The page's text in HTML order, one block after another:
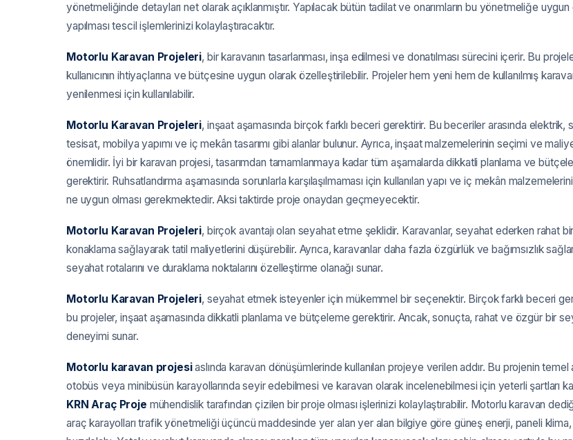
yönetmeliğinde detayları net olarak açıklanmıştır. Yapılacak bütün tadilat ve onarımların bu yönetmeliğe uygun
yapılması tescil işlemlerinizi kolaylaştıracaktır.
Motorlu Karavan Projeleri, bir karavanın tasarlanması, inşa edilmesi ve donatılması sürecini içerir. Bu
kullanıcının ihtiyaçlarına ve bütçesine uygun olarak özelleştirilebilir. Projeler hem yeni hem de kullanılmış
yenilenmesi için kullanılabilir.
Motorlu Karavan Projeleri, inşaat aşamasında birçok farklı beceri gerektirir. Bu beceriler arasında elektrik,
tesisat, mobilya yapımı ve iç mekân tasarımı gibi alanlar bulunur. Ayrıca, inşaat malzemelerinin seçimi ve
önemlidir. İyi bir karavan projesi, tasarımdan tamamlanmaya kadar tüm aşamalarda dikkatli planlama ve
gerektirir. Ruhsatlandırma aşamasında sorunlarla karşılaşılmaması için kullanılan yapı ve iç mekân
ne uygun olması gerekmektedir. Aksi taktirde proje onaydan geçmeyecektir.
Motorlu Karavan Projeleri, birçok avantajı olan seyahat etme şeklidir. Karavanlar, seyahat ederken rahat bir
konaklama sağlayarak tatil maliyetlerini düşürebilir. Ayrıca, karavanlar daha fazla özgürlük ve bağımsızlık
seyahat rotalarını ve duraklama noktalarını özelleştirme olanağı sunar.
Motorlu Karavan Projeleri, seyahat etmek isteyenler için mükemmel bir seçenektir. Birçok farklı beceri
bu projeler, inşaat aşamasında dikkatli planlama ve bütçeleme gerektirir. Ancak, sonuçta, rahat ve özgür bir
deneyimi sunar.
Motorlu karavan projesiaslında karavan dönüşümlerinde kullanılan projeye verilen addır. Bu projenin temel
otobüs veya minibüsün karayollarında seyir edebilmesi ve karavan olarak incelenebilmesi için yeterli şartları
KRN Araç Proje mühendislik tarafından çizilen bir proje olması işlerinizi kolaylaştırabilir. Motorlu karavan
araç karayolları trafik yönetmeliği üçüncü maddesinde yer alan yer alan bilgiye göre güneş enerji, paneli klima,